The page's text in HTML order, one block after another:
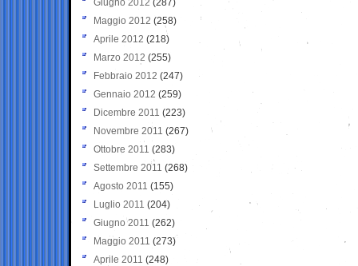
Giugno 2012 (287)
Maggio 2012 (258)
Aprile 2012 (218)
Marzo 2012 (255)
Febbraio 2012 (247)
Gennaio 2012 (259)
Dicembre 2011 (223)
Novembre 2011 (267)
Ottobre 2011 (283)
Settembre 2011 (268)
Agosto 2011 (155)
Luglio 2011 (204)
Giugno 2011 (262)
Maggio 2011 (273)
Aprile 2011 (248)